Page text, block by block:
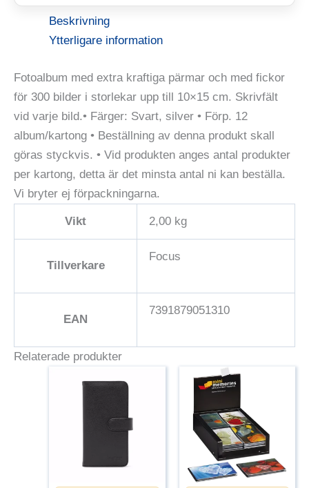
Beskrivning
Ytterligare information
Fotoalbum med extra kraftiga pärmar och med fickor
för 300 bilder i storlekar upp till 10×15 cm. Skrivfält
vid varje bild.• Färger: Svart, silver • Förp. 12
album/kartong • Beställning av denna produkt skall
göras styckvis. • Vid produkten anges antal produkter
per kartong, detta är det minsta antal ni kan beställa.
Vi bryter ej förpackningarna.
Vikt 2,00 kg
Tillverkare
Focus
EAN
7391879051310
Relaterade produkter